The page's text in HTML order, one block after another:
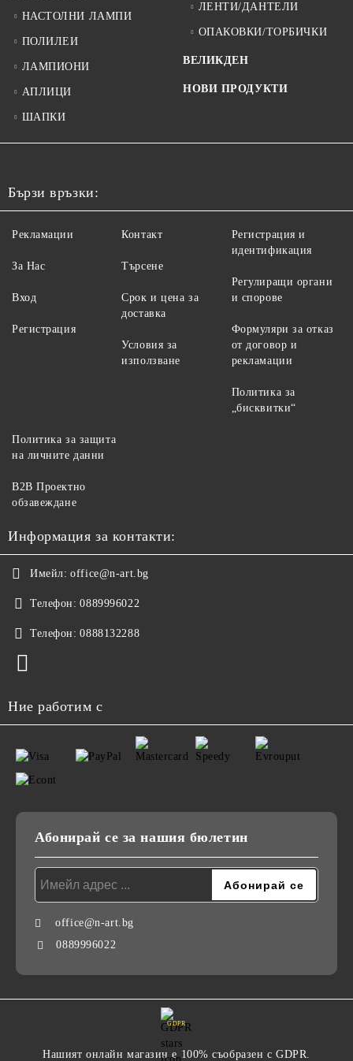
НАСТОЛНИ ЛАМПИ
ПОЛИЛЕИ
ЛАМПИОНИ
АПЛИЦИ
ШАПКИ
ЛЕНТИ/ДАНТЕЛИ
ОПАКОВКИ/ТОРБИЧКИ
ВЕЛИКДЕН
НОВИ ПРОДУКТИ
Бързи връзки:
Рекламации
За Нас
Вход
Регистрация
Контакт
Търсене
Срок и цена за
доставка
Условия за
използване
Регистрация и
идентификация
Регулиращи органи
и спорове
Формуляри за отказ
от договор и
рекламации
Политика за
„бисквитки“
Политика за защита
на личните данни
B2B Проектно
обзавеждане
Информация за контакти:
Имейл: office@n-art.bg
Телефон: 0889996022
Телефон: 0888132288
Ние работим с
Абонирай се за нашия бюлетин
office@n-art.bg
0889996022
GDPR
Нашият онлайн магазин е 100% съобразен с GDPR.